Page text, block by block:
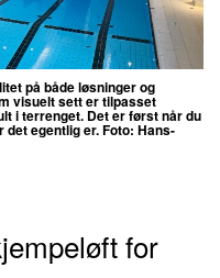
på både løsninger og
visuelt sett er tilpasset
i terrenget. Det er først når du
egentlig er. Foto: Hans-
for